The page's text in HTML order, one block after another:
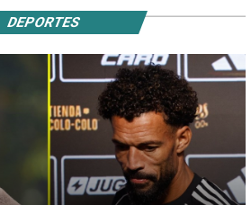
DEPORTES